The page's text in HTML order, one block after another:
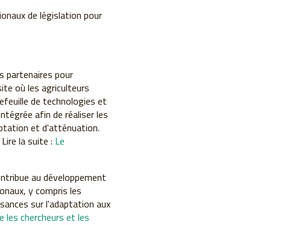
de législation pour
partenaires pour
où les agriculteurs
de technologies et
afin de réaliser les
et d'atténuation.
la suite : Le
au développement
y compris les
sur l'adaptation aux
les chercheurs et les